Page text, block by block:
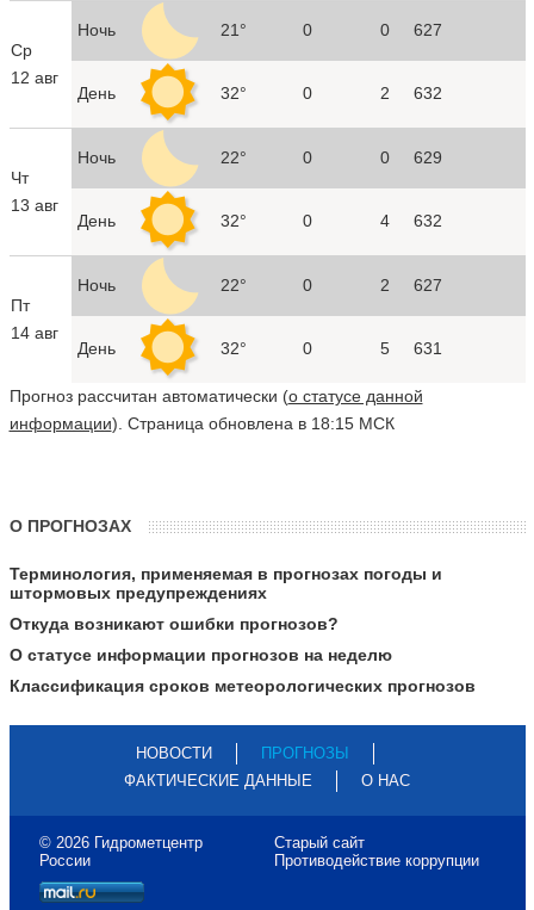
Ср
12 авг
Ночь 21° 0 0 627
День 32° 0 2 632
Чт
13 авг
Ночь 22° 0 0 629
День 32° 0 4 632
Пт
14 авг
Ночь 22° 0 2 627
День 32° 0 5 631
Прогноз рассчитан автоматически (о статусе данной
информации). Страница обновлена в 18:15 МСК
О ПРОГНОЗАХ
Терминология, применяемая в прогнозах погоды и
штормовых предупреждениях
Откуда возникают ошибки прогнозов?
О статусе информации прогнозов на неделю
Классификация сроков метеорологических прогнозов
НОВОСТИ
ПРОГНОЗЫ
ФАКТИЧЕСКИЕ ДАННЫЕ
О НАС
© 2026 Гидрометцентр
России
Старый сайт
Противодействие коррупции